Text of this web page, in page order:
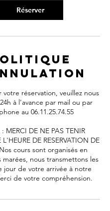
Réserver
votre réservation, veuillez nous
à l'avance par mail ou par
au 06.11.25.74.55
: MERCI DE NE PAS TENIR
DE RESERVATION DE
cours sont organisés en
nous transmettons les
jour de votre arrivée à notre
de votre compréhension.